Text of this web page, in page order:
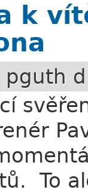
k
pguth
To